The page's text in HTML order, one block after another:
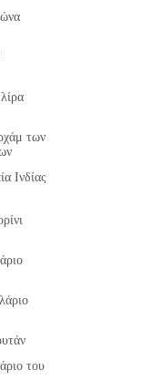
των
Ινδίας
του